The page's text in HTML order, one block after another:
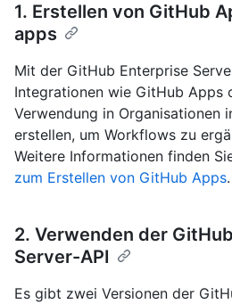
1. Erstellen von GitHub
apps
Mit der GitHub Enterprise
Integrationen wie GitHub Apps
Verwendung in Organisationen
erstellen, um Workflows zu
Weitere Informationen finden
zum Erstellen von GitHub Apps.
2. Verwenden der
Server-API
Es gibt zwei Versionen der